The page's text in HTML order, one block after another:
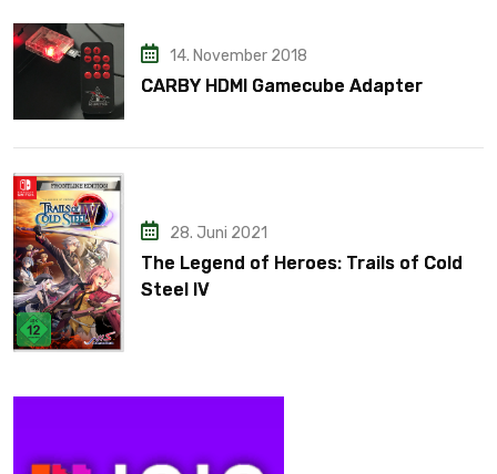
14. November 2018
CARBY HDMI Gamecube Adapter
28. Juni 2021
The Legend of Heroes: Trails of Cold
Steel IV